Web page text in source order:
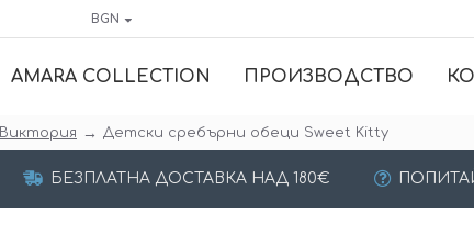
BGN
AMARA COLLECTION ПРОИЗВОДСТВО
Виктория Детски сребърни обеци Sweet Kitty
БЕЗПЛАТНА ДОСТАВКА НАД 180€